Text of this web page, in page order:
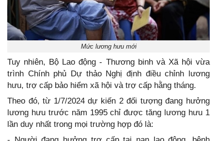
Mức lương hưu mới
Tuy nhiên, Bộ Lao động - Thương binh và Xã hội vừa
trình Chính phủ Dự thảo Nghị định điều chỉnh lương
hưu, trợ cấp bảo hiểm xã hội và trợ cấp hằng tháng.
Theo đó, từ 1/7/2024 dự kiến 2 đối tượng đang hưởng
lương hưu trước năm 1995 chỉ được tăng lương hưu 1
lần duy nhất trong mọi trường hợp đó là: